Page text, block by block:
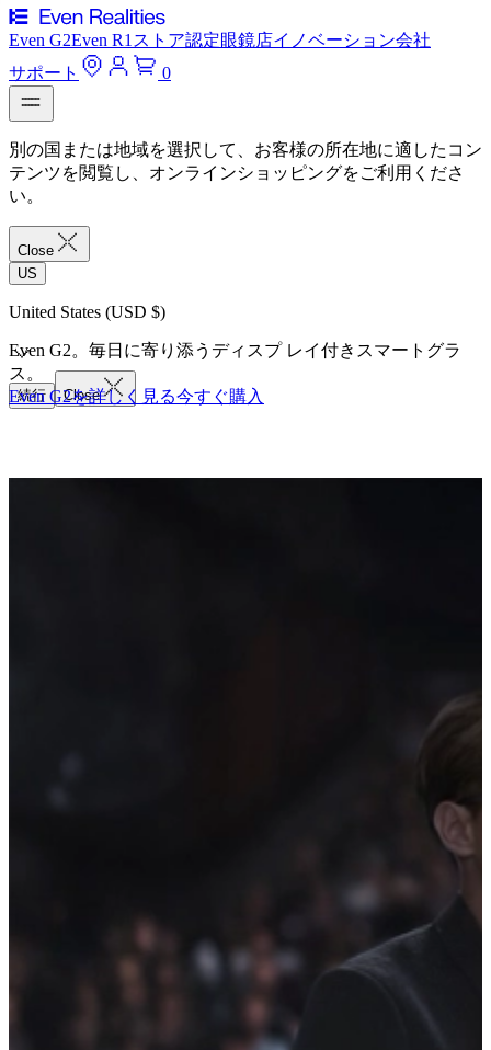
Even G2Even R1 ストア認定眼鏡店イノベーション会社
サポート
0
別の国または地域を選択して、お客様の所在地に適したコン
テンツを閲覧し、オンラインショッピングをご利用くださ
い。
Close
US
United States (USD $)
続行 Close
Even G2。毎日に寄り添うディスプ レイ付きスマートグラ
ス。
Even G2を詳しく見る今すぐ購入